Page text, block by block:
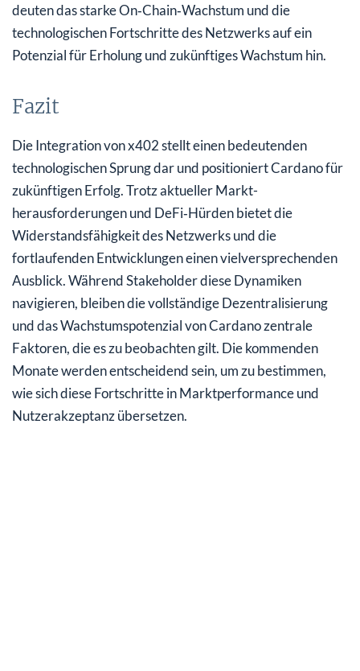
deuten das starke On‑Chain‑Wachstum und die
technologischen Fortschritte des Netzwerks auf ein
Potenzial für Erholung und zukünftiges Wachstum hin.
Fazit
Die Integration von x402 stellt einen bedeutenden
technologischen Sprung dar und positioniert Cardano für
zukünftigen Erfolg. Trotz aktueller Markt­
herausforderungen und DeFi‑Hürden bietet die
Widerstandsfähigkeit des Netzwerks und die
fortlaufenden Entwicklungen einen vielversprechenden
Ausblick. Während Stakeholder diese Dynamiken
navigieren, bleiben die vollständige Dezentralisierung
und das Wachstumspotenzial von Cardano zentrale
Faktoren, die es zu beobachten gilt. Die kommenden
Monate werden entscheidend sein, um zu bestimmen,
wie sich diese Fortschritte in Markt­performance und
Nutzer­akzeptanz übersetzen.